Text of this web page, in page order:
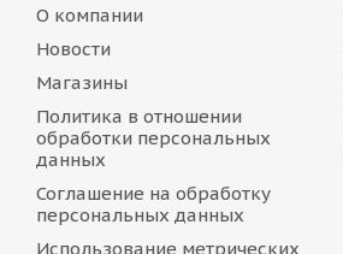
О компании
Новости
Магазины
Политика в отношении
обработки персональных
данных
Соглашение на обработку
персональных данных
Использование метрических